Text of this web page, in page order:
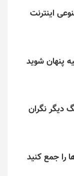
اینترنت
دیگر نگران